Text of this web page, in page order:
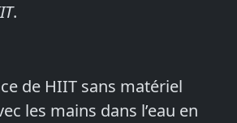
.
de HIIT sans matériel
les mains dans l’eau en